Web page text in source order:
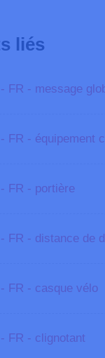
liés
FR - message
FR - équipement
FR - portière
FR - distance de
FR - casque vélo
FR - clignotant